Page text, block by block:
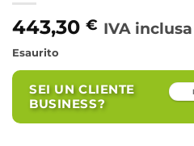
443,30 € IVA inclusa
Esaurito
SEI UN CLIENTE
BUSINESS?